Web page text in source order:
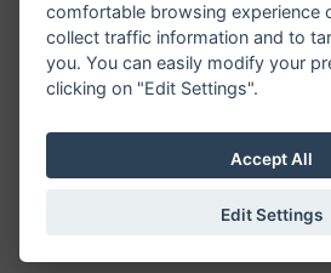
©1996 - 2026 Všechna práva
zveřejňovaných informací a
informace editovat či
Sekce pro starosty/ředitele|
comfortable browsing experience
collect traffic information and to
you. You can easily modify your
clicking on "Edit Settings".
Accept All
Edit Settings